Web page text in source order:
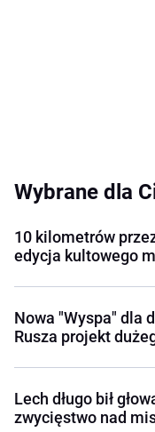
Wybrane dla
10 kilometrów
edycja kultowego
Nowa "Wyspa" dla
Rusza projekt
Lech długo bił
zwycięstwo nad